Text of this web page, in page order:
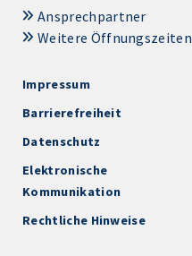
Ansprechpartner
Weitere Öffnungszeiten
Impressum
Barrierefreiheit
Datenschutz
Elektronische
Kommunikation
Rechtliche Hinweise